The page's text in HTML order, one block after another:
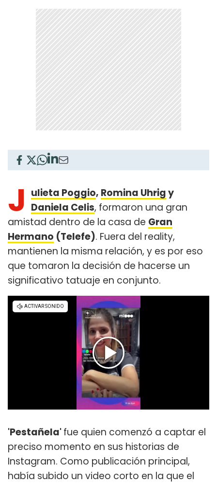
J ulieta Poggio, Romina Uhrigy
Daniela Celis, formaron una gran
amistad dentro de la casa de Gran
Hermano (Telefe). Fuera del reality,
mantienen la misma relación, y es por eso
que tomaron la decisión de hacerse un
significativo tatuaje en conjunto.
'Pestañela'fue quien comenzó a captar el
preciso momento en sus historias de
Instagram. Como publicación principal,
había subido un video corto en la que el